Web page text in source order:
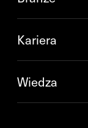
Kariera
Wiedza